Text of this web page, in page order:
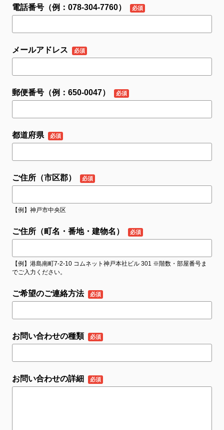
電話番号（例：078-304-7760）
メールアドレス
郵便番号（例：650-0047）
都道府県
ご住所（市区郡）
【例】神戸市中央区
ご住所（町名・番地・建物名）
【例】港島南町7-2-10 コムネット神戸本社ビル 301 ※階数・部屋番号ま
でご入力ください。
ご希望のご連絡方法
お問い合わせの種類
お問い合わせの詳細